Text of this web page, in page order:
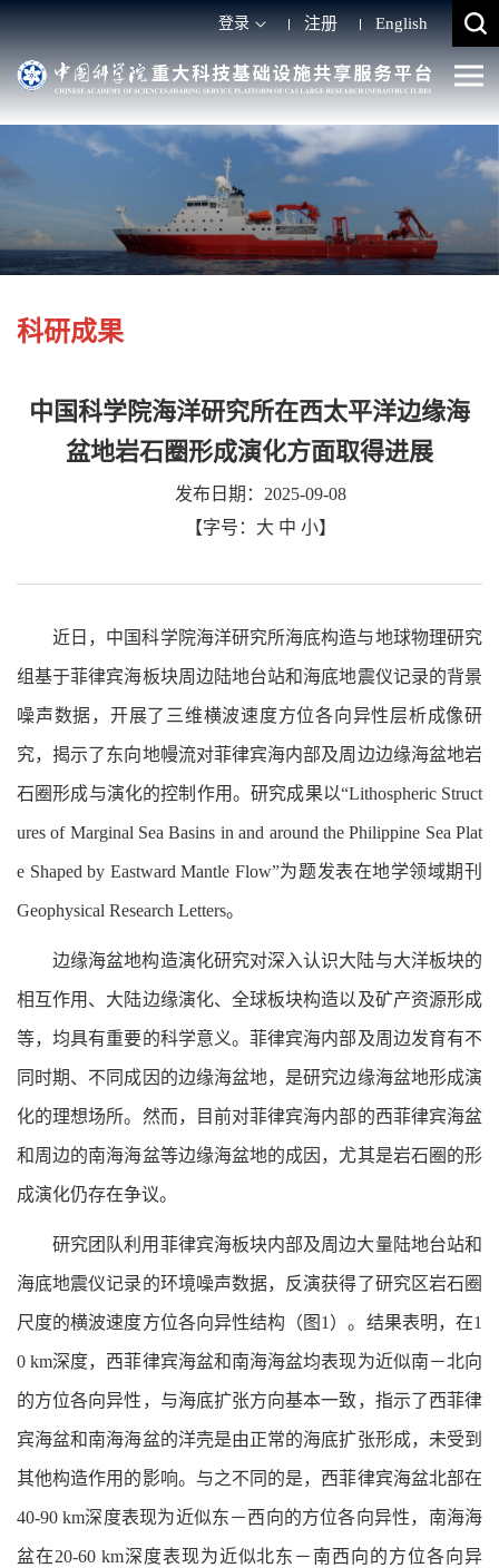
登录 注册 English
科研成果
中国科学院海洋研究所在西太平洋边缘海
盆地岩石圈形成演化方面取得进展
发布日期：2025-09-08
【字号： 大 中 小】
近日，中国科学院海洋研究所海底构造与地球物理研究
组基于菲律宾海板块周边陆地台站和海底地震仪记录的背景
噪声数据，开展了三维横波速度方位各向异性层析成像研
究，揭示了东向地幔流对菲律宾海内部及周边边缘海盆地岩
石圈形成与演化的控制作用。研究成果以“Lithospheric Struct
ures of Marginal Sea Basins in and around the Philippine Sea Plat
e Shaped by Eastward Mantle Flow”为题发表在地学领域期刊
Geophysical Research Letters。
边缘海盆地构造演化研究对深入认识大陆与大洋板块的
相互作用、大陆边缘演化、全球板块构造以及矿产资源形成
等，均具有重要的科学意义。菲律宾海内部及周边发育有不
同时期、不同成因的边缘海盆地，是研究边缘海盆地形成演
化的理想场所。然而，目前对菲律宾海内部的西菲律宾海盆
和周边的南海海盆等边缘海盆地的成因，尤其是岩石圈的形
成演化仍存在争议。
研究团队利用菲律宾海板块内部及周边大量陆地台站和
海底地震仪记录的环境噪声数据，反演获得了研究区岩石圈
尺度的横波速度方位各向异性结构（图1）。结果表明，在1
0 km深度，西菲律宾海盆和南海海盆均表现为近似南－北向
的方位各向异性，与海底扩张方向基本一致，指示了西菲律
宾海盆和南海海盆的洋壳是由正常的海底扩张形成，未受到
其他构造作用的影响。与之不同的是，西菲律宾海盆北部在
40-90 km深度表现为近似东－西向的方位各向异性，南海海
盆在20-60 km深度表现为近似北东－南西向的方位各向异